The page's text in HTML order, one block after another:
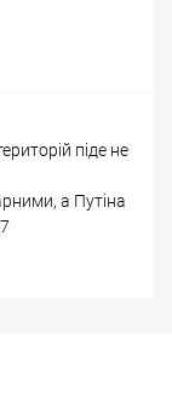
піде не
а Путіна